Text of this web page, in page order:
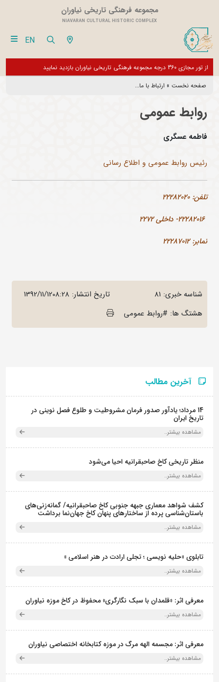
مجموعه فرهنگی تاریخی نیاوران
NIAVARAN CULTURAL HISTORIC COMPLEX
EN
از تور مجازی 360 درجه مجموعه فرهنگی تاریخی نیاوران بازدید نمایید
صفحه نخست » ارتباط با ما...
روابط عمومی
فاطمه عسگری
رئیس روابط عمومی و اطلاع رسانی
تلفن: 22282020
22282016- داخلی 2272
نمابر: 22287012
شناسه خبری: 81 تاریخ انتشار: 1392/11/1208:28
هشتگ ها: #روابط عمومی
آخرین مطالب
14 مرداد؛ یادآور صدور فرمان مشروطیت و طلوع فصل نوینی در
تاریخ ایران
مشاهده بیشتر..
منظر تاریخی کاخ صاحبقرانیه احیا می‌شود
مشاهده بیشتر..
کشف شواهد معماری جبهه جنوبی کاخ صاحبقرانیه/ گمانه‌زنی‌های
باستان‌شناسی پرده از ساختارهای پنهان کاخ جهان‌نما برداشت
مشاهده بیشتر..
تابلوی «حلیه نویسی ؛ تجلی ارادت در هنر اسلامی »
مشاهده بیشتر..
معرفی اثر: «قلمدان با سبک نگارگری» محفوظ در کاخ موزه نیاوران
مشاهده بیشتر..
معرفی اثر: مجسمه الهه مرگ در موزه کتابخانه اختصاصی نیاوران
مشاهده بیشتر..